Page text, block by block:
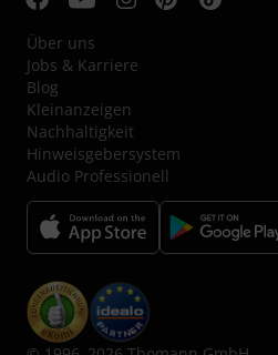
Über uns
Jobs & Karriere
Blog
Kleinanzeigen
Nachhaltigkeit
Hinweisgebersystem
Audio Professionell